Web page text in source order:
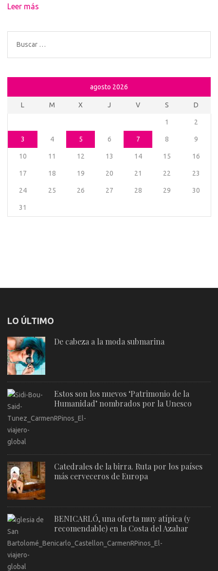
Leer más
Buscar:
agosto 2026
L M X J V S D
1 2
3 4 5 6 7 8 9
10 11 12 13 14 15 16
17 18 19 20 21 22 23
24 25 26 27 28 29 30
31
LO ÚLTIMO
De cabeza a la moda submarina
Estos son los nuevos ‘Patrimonio de la
Humanidad’ nombrados por la Unesco
Catedrales de la birra. Ruta por los países
más cerveceros de Europa
BENICARLÓ, una oferta muy atípica (y
recomendable) en la Costa del Azahar